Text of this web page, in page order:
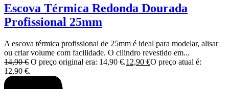
Escova Térmica Redonda Dourada
Profissional 25mm
A escova térmica profissional de 25mm é ideal para modelar, alisar
ou criar volume com facilidade. O cilindro revestido em...
14,90€ O preço original era: 14,90 €.12,90 €O preço atual é:
12,90 €.